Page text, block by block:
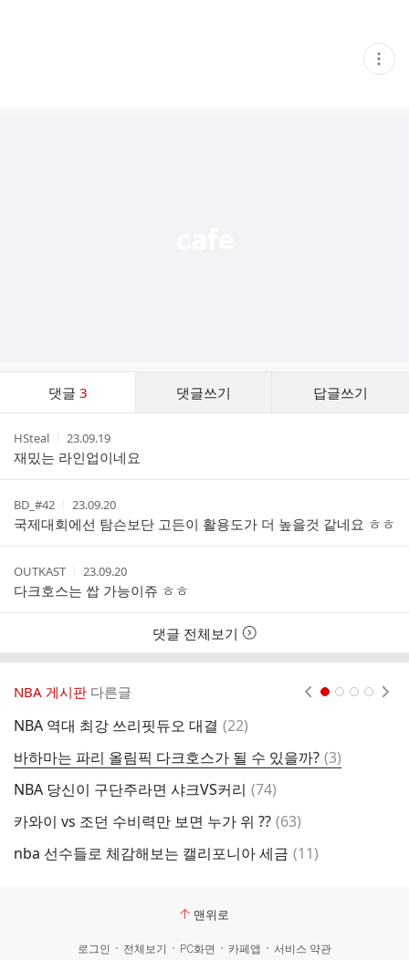
현
재
댓글 3 댓글쓰기 답글쓰기
스
작
성
자
HSteal
작
성
시
간
23.09.19
재밌는 라인업이네요
작
성
자
BD_#42
작
성
시
간
23.09.20
국제대회에선 탐슨보단 고든이 활용도가 더 높을것 같네요 ㅎㅎ
작
성
자
OUTKAST
작
성
시
간
23.09.20
다크호스는 쌉 가능이쥬 ㅎㅎ
댓글 전체보기
NBA 게시판 다른글
NBA 역대 최강 쓰리핏듀오 대결 댓
(22)
바하마는 파리 올림픽 다크호스가 될 수 있을까? 댓
글
(3)
NBA 당신이 구단주라면 샤크VS커리 댓
(74)
카와이 vs 조던 수비력만 보면 누가 위 ?? 댓
(63)
nba 선수들로 체감해보는 캘리포니아 세금 댓
(11)
맨위로
로그인 전체보기 PC화면 카페앱 서비스 약관